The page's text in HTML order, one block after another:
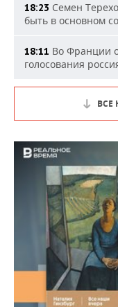
18:23 Семен
быть в основном
18:11 Во Франции
голосования
ВСЕ